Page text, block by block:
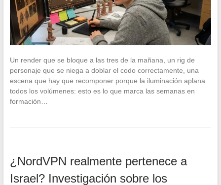
Un render que se bloque a las tres de la mañana, un rig de
personaje que se niega a doblar el codo correctamente, una
escena que hay que recomponer porque la iluminación aplana
todos los volúmenes: esto es lo que marca las semanas en
formación…
¿NordVPN realmente pertenece a
Israel? Investigación sobre los